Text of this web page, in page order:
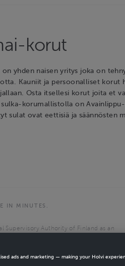
korut
yhden naisen yritys joka on
Kauniit ja persoonalliset korut
Osta itsellesi korut joita et
sulka-korumallistolla on
sulat ovat eettisiä ja säännösten
IN MINUTES.
Supervisory Authority of Finland as an
ads and marketing — making your Holvi